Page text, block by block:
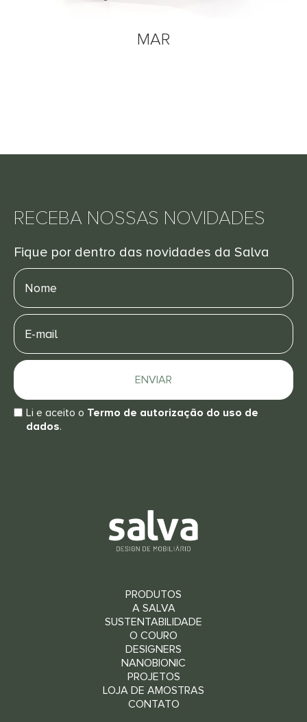
MAR
RECEBA NOSSAS NOVIDADES
Fique por dentro das novidades da Salva
Nome
E-
mail
ENVIAR
Li e aceito o Termo de autorização do uso de
dados.
PRODUTOS
A SALVA
SUSTENTABILIDADE
O COURO
DESIGNERS
NANOBIONIC
PROJETOS
LOJA DE AMOSTRAS
CONTATO